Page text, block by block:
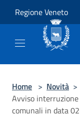
Regione Veneto
Home > Novità >
Avviso
comunali in data